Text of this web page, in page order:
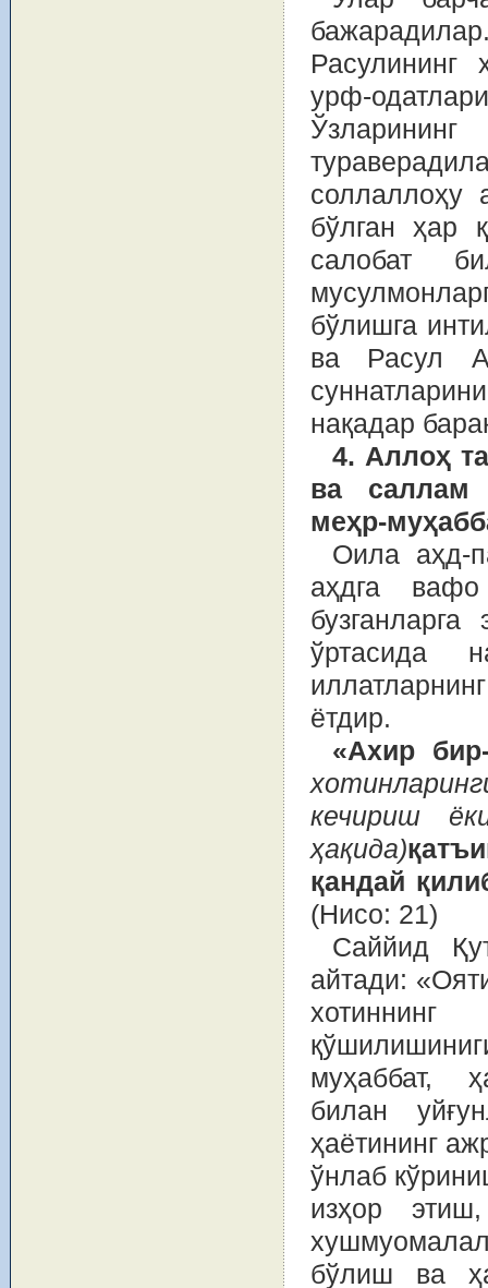
урф-
соллаллоҳу
бўлган ҳар
салобат
бўлишга
ва Расул
нақадар
4. Аллоҳ
ва саллам
меҳр-
Оила аҳд-
аҳдга вафо
ўртасида
ётдир.
«Ахир
кечириш
ҳақида)
қандай
(Нисо: 21)
Саййид
айтади:
муҳаббат,
билан
ҳаётининг
ўнлаб
изҳор
бўлиш ва